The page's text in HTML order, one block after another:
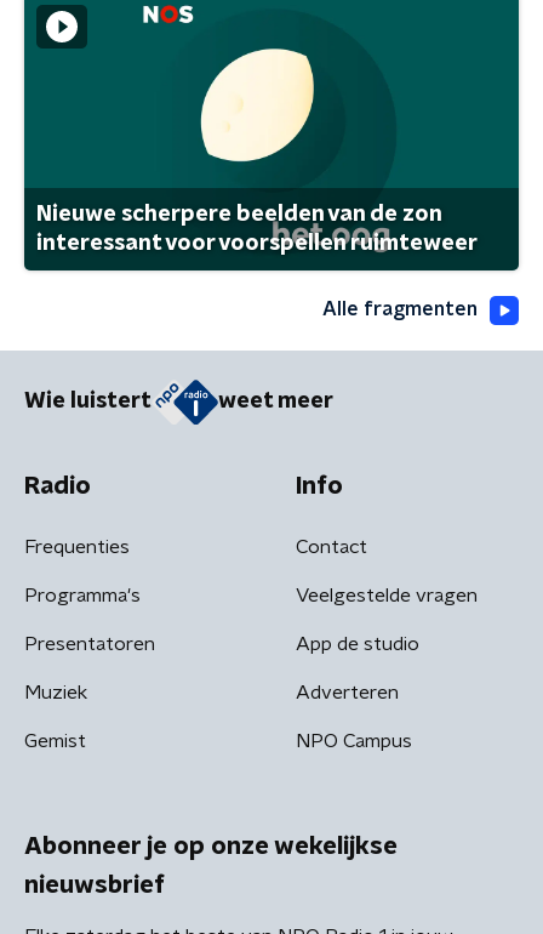
Nieuwe scherpere beelden van de zon
interessant voor voorspellen ruimteweer
Alle fragmenten
Wie luistert weet meer
Radio
Frequenties
Programma's
Presentatoren
Muziek
Gemist
Info
Contact
Veelgestelde vragen
App de studio
Adverteren
NPO Campus
Abonneer je op onze wekelijkse
nieuwsbrief